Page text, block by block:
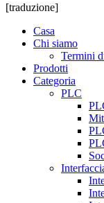
[traduzione]
Casa
Chi siamo
Termini
Prodotti
Categoria
PLC